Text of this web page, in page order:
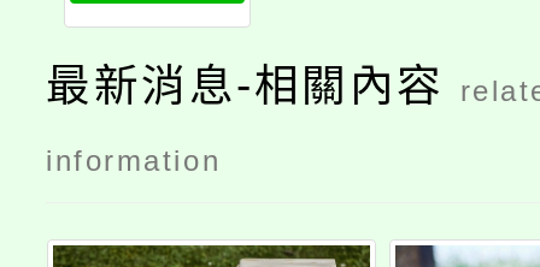
最新消息-相關內容
information